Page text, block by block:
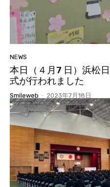
NEWS
本日（４月7 日）浜松
式が行われました
Smileweb - 2023年7月18日